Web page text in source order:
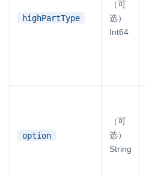
highPartType
（可
选）
Int64
option
（可
选）
String